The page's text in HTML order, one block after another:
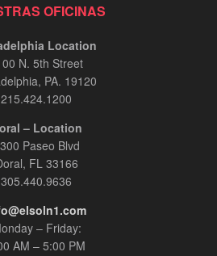
OFICINAS
Location
N. 5th Street
PA. 19120
215.424.1200
– Location
Paseo Blvd
FL 33166
305.440.9636
– Friday:
AM – 5:00 PM